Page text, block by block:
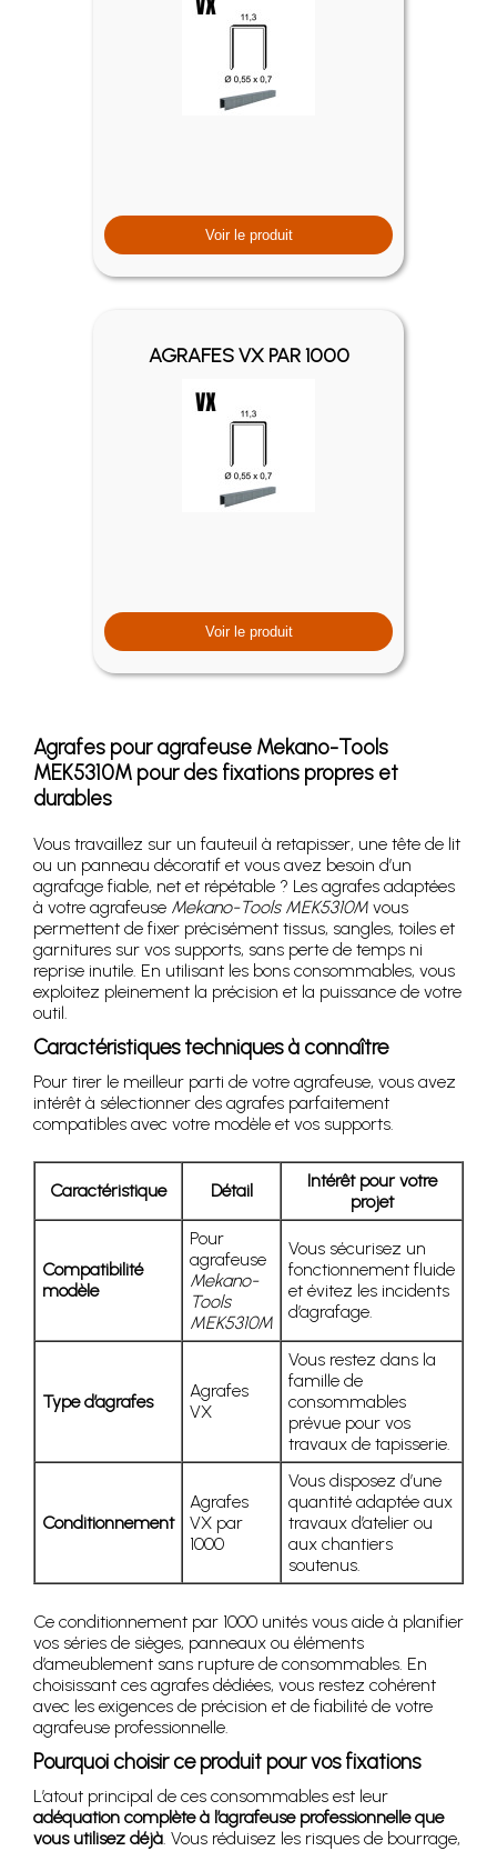
Voir le produit
AGRAFES VX PAR 1000
Voir le produit
Agrafes pour agrafeuse Mekano-Tools
MEK5310M pour des fixations propres et
durables
Vous travaillez sur un fauteuil à retapisser, une tête de lit
ou un panneau décoratif et vous avez besoin d’un
agrafage fiable, net et répétable ? Les agrafes adaptées
à votre agrafeuse Mekano-Tools MEK5310M vous
permettent de fixer précisément tissus, sangles, toiles et
garnitures sur vos supports, sans perte de temps ni
reprise inutile. En utilisant les bons consommables, vous
exploitez pleinement la précision et la puissance de votre
outil.
Caractéristiques techniques à connaître
Pour tirer le meilleur parti de votre agrafeuse, vous avez
intérêt à sélectionner des agrafes parfaitement
compatibles avec votre modèle et vos supports.
Caractéristique Détail
Intérêt pour votre
projet
Compatibilité
modèle
Pour
agrafeuse
Mekano-
Tools
MEK5310M
Vous sécurisez un
fonctionnement fluide
et évitez les incidents
d’agrafage.
Type d’agrafes
Agrafes
VX
Vous restez dans la
famille de
consommables
prévue pour vos
travaux de tapisserie.
Conditionnement
Agrafes
VX par
1000
Vous disposez d’une
quantité adaptée aux
travaux d’atelier ou
aux chantiers
soutenus.
Ce conditionnement par 1000 unités vous aide à planifier
vos séries de sièges, panneaux ou éléments
d’ameublement sans rupture de consommables. En
choisissant ces agrafes dédiées, vous restez cohérent
avec les exigences de précision et de fiabilité de votre
agrafeuse professionnelle.
Pourquoi choisir ce produit pour vos fixations
L’atout principal de ces consommables est leur
adéquation complète à l’agrafeuse professionnelle que
vous utilisez déjà. Vous réduisez les risques de bourrage,